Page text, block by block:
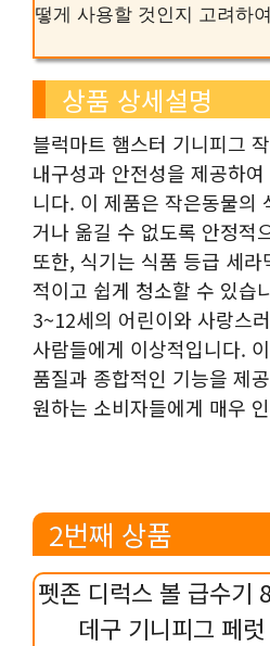
떻게 사용할 것인지 고려하
상품 상세설명
블럭마트 햄스터 기니피그
내구성과 안전성을 제공하
니다. 이 제품은 작은동물의
거나 옮길 수 없도록 안정적
또한, 식기는 식품 등급 세
적이고 쉽게 청소할 수 있습
3~12세의 어린이와 사랑스
사람들에게 이상적입니다.
품질과 종합적인 기능을 제
원하는 소비자들에게 매우
2번째 상품
펫존 디럭스 볼 급수기
데구 기니피그 페